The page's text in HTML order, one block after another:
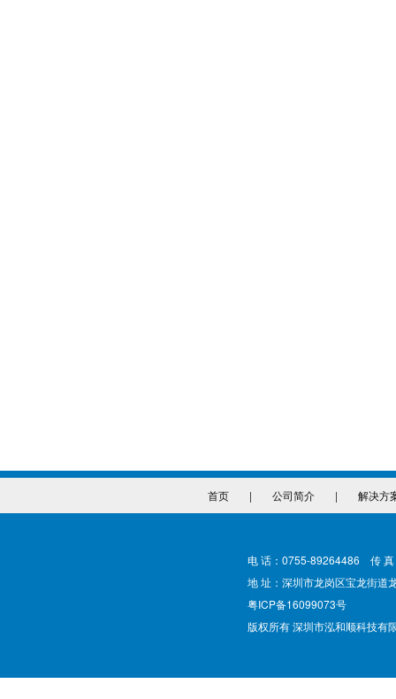
首页 | 公司简介 | 解决方
电 话：0755-89264486 传
地 址：深圳市龙岗区宝龙街道
粤ICP备16099073号
版权所有 深圳市泓和顺科技有